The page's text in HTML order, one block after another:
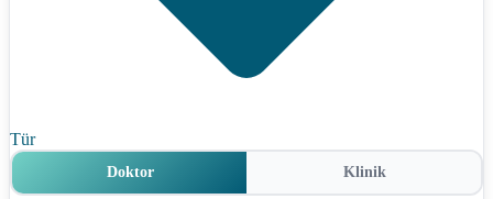
Tür
Doktor Klinik